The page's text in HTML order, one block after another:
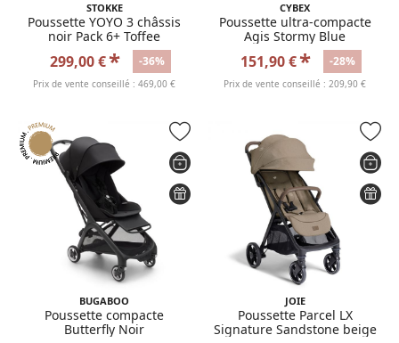
STOKKE
Poussette YOYO 3 châssis
noir Pack 6+ Toffee
299,00 €* -36%
Prix de vente conseillé : 469,00 €
CYBEX
Poussette ultra-compacte
Agis Stormy Blue
151,90 €* -28%
Prix de vente conseillé : 209,90 €
BUGABOO
Poussette compacte
Butterfly Noir
JOIE
Poussette Parcel LX
Signature Sandstone beige